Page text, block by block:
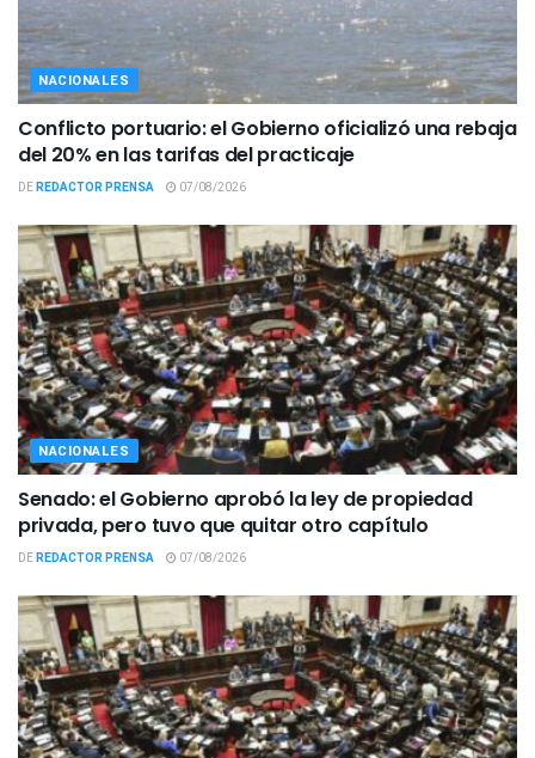
NACIONALES
Conflicto portuario: el Gobierno oficializó una rebaja
del 20% en las tarifas del practicaje
DEREDACTOR PRENSA 07/08/2026
NACIONALES
Senado: el Gobierno aprobó la ley de propiedad
privada, pero tuvo que quitar otro capítulo
DEREDACTOR PRENSA 07/08/2026